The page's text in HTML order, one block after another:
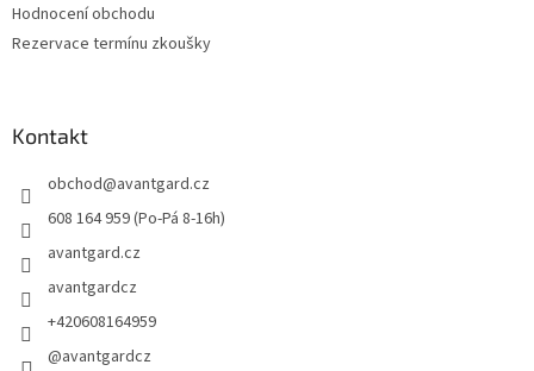
Hodnocení obchodu
Rezervace termínu zkoušky
Kontakt
obchod@avantgard.cz
608 164 959 (Po-Pá 8-16h)
avantgard.cz
avantgardcz
+420608164959
@avantgardcz